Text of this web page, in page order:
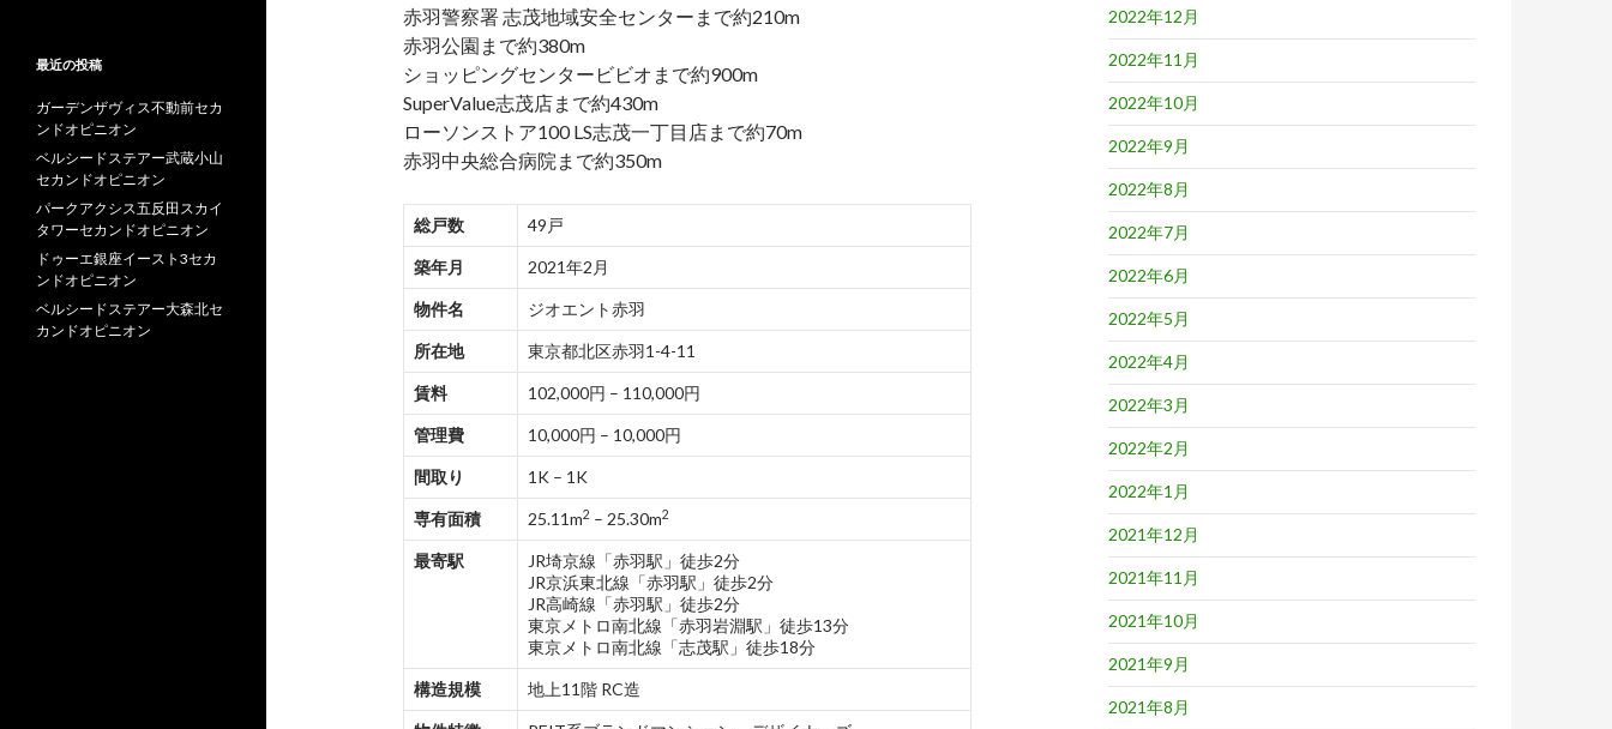
赤羽警察署 志茂地域安全センターまで約210m
赤羽公園まで約380m
ショッピングセンタービビオまで約900m
SuperValue志茂店まで約430m
ローソンストア100 LS志茂一丁目店まで約70m
赤羽中央総合病院まで約350m
総戸数 49戸
築年月 2021年2月
物件名 ジオエント赤羽
所在地 東京都北区赤羽1-4-11
賃料 102,000円 – 110,000円
管理費 10,000円 – 10,000円
間取り 1K – 1K
専有面積 25.11m2 – 25.30m2
最寄駅
JR埼京線「赤羽駅」徒歩2分
JR京浜東北線「赤羽駅」徒歩2分
JR高崎線「赤羽駅」徒歩2分
東京メトロ南北線「赤羽岩淵駅」徒歩13分
東京メトロ南北線「志茂駅」徒歩18分
構造規模 地上11階 RC造
2022年12月
2022年11月
2022年10月
2022年9月
2022年8月
2022年7月
2022年6月
2022年5月
2022年4月
2022年3月
2022年2月
2022年1月
2021年12月
2021年11月
2021年10月
2021年9月
2021年8月
最近の投稿
ガーデンザヴィス不動前セカ
ンドオピニオン
ベルシードステアー武蔵小山
セカンドオピニオン
パークアクシス五反田スカイ
タワーセカンドオピニオン
ドゥーエ銀座イースト3セカ
ンドオピニオン
ベルシードステアー大森北セ
カンドオピニオン